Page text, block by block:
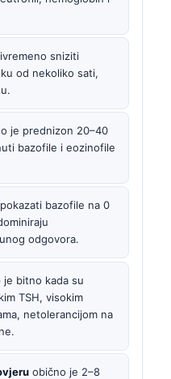
sniziti
od nekoliko sati,
je prednizon 20–40
bazofile i eozinofile
bazofile na 0
odgovora.
je bitno kada su
TSH, visokim
netolerancijom na
obično je 2–8